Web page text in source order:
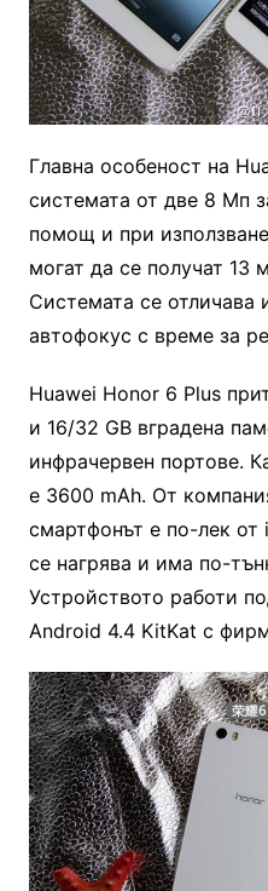
Главна особеност на
системата от две 8 Мп
помощ и при
могат да се получат 13
Системата се отличава
автофокус с време за
Huawei Honor 6 Plus
и 16/32 GB вградена
инфрачервен портове.
е 3600 mАh. От
смартфонът е по-лек от
се нагрява и има по-
Устройството работи
Android 4.4 KitKat с